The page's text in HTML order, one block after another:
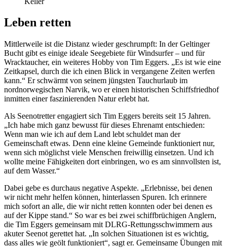
Leben retten
Mittlerweile ist die Distanz wieder geschrumpft: In der Geltinger
Bucht gibt es einige ideale Seegebiete für Windsurfer – und für
Wracktaucher, ein weiteres Hobby von Tim Eggers. „Es ist wie eine
Zeitkapsel, durch die ich einen Blick in vergangene Zeiten werfen
kann.“ Er schwärmt von seinem jüngsten Tauchurlaub im
nordnorwegischen Narvik, wo er einen historischen Schiffsfriedhof
inmitten einer faszinierenden Natur erlebt hat.
Als Seenotretter engagiert sich Tim Eggers bereits seit 15 Jahren.
„Ich habe mich ganz bewusst für dieses Ehrenamt entschieden:
Wenn man wie ich auf dem Land lebt schuldet man der
Gemeinschaft etwas. Denn eine kleine Gemeinde funktioniert nur,
wenn sich möglichst viele Menschen freiwillig einsetzen. Und ich
wollte meine Fähigkeiten dort einbringen, wo es am sinnvollsten ist,
auf dem Wasser.“
Dabei gebe es durchaus negative Aspekte. „Erlebnisse, bei denen
wir nicht mehr helfen können, hinterlassen Spuren. Ich erinnere
mich sofort an alle, die wir nicht retten konnten oder bei denen es
auf der Kippe stand.“ So war es bei zwei schiffbrüchigen Anglern,
die Tim Eggers gemeinsam mit DLRG-Rettungsschwimmern aus
akuter Seenot gerettet hat. „In solchen Situationen ist es wichtig,
dass alles wie geölt funktioniert“, sagt er. Gemeinsame Übungen mit